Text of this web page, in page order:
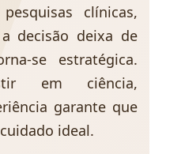
clínicas,
decisão deixa de
se estratégica.
em ciência,
garante que
ideal.